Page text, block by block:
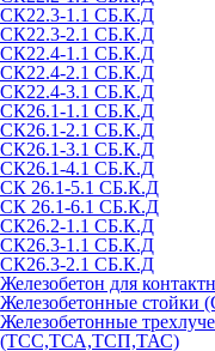
СК22.3-1.1 СБ.К.Д
СК22.3-2.1 СБ.К.Д
СК22.4-1.1 СБ.К.Д
СК22.4-2.1 СБ.К.Д
СК22.4-3.1 СБ.К.Д
СК26.1-1.1 СБ.К.Д
СК26.1-2.1 СБ.К.Д
СК26.1-3.1 СБ.К.Д
СК26.1-4.1 СБ.К.Д
СК 26.1-5.1 СБ.К.Д
СК 26.1-6.1 СБ.К.Д
СК26.2-1.1 СБ.К.Д
СК26.3-1.1 СБ.К.Д
СК26.3-2.1 СБ.К.Д
Железобетон для
Железобетонные
Железобетонные
(ТСС,ТСА,ТСП,ТАС)